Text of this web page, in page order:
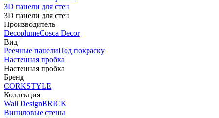
3D панели для стен
3D панели для стен
Производитель
DecoplumeCosca Decor
Вид
Реечные панелиПод покраску
Настенная пробка
Настенная пробка
Бренд
CORKSTYLE
Коллекция
Wall DesignBRICK
Виниловые стены